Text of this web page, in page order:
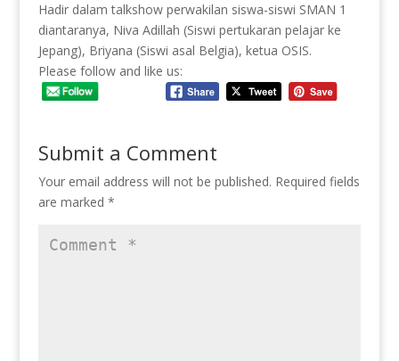
Hadir dalam talkshow perwakilan siswa-siswi SMAN 1
diantaranya, Niva Adillah (Siswi pertukaran pelajar ke
Jepang), Briyana (Siswi asal Belgia), ketua OSIS.
Please follow and like us:
Submit a Comment
Your email address will not be published. Required fields
are marked *